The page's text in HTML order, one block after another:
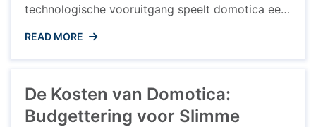
technologische vooruitgang speelt domotica een
domotica huis van de toekomst is geen
sciencefiction meer, maar een werkelijkheid die
ook wel bekend als smart home-technologie,
omvat ...
READ MORE
De Kosten van Domotica:
Budgettering voor Slimme